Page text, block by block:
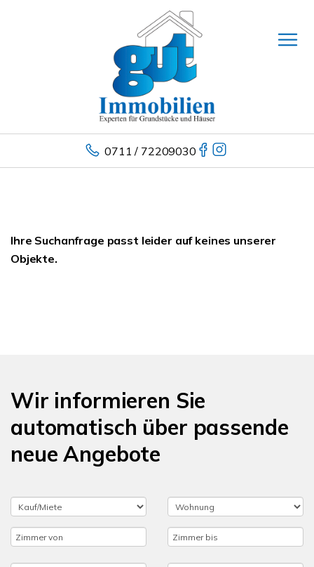
0711 / 72209030
Ihre Suchanfrage passt leider auf keines unserer
Objekte.
Wir informieren Sie
automatisch über passende
neue Angebote